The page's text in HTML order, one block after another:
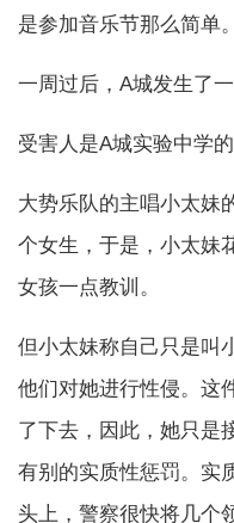
是参加音乐节那么简单。
一周过后，A城发生了
受害人是A城实验中学
大势乐队的主唱小太妹
个女生，于是，小太妹
女孩一点教训。
但小太妹称自己只是叫
他们对她进行性侵。这
了下去，因此，她只是
有别的实质性惩罚。实
头上，警察很快将几个